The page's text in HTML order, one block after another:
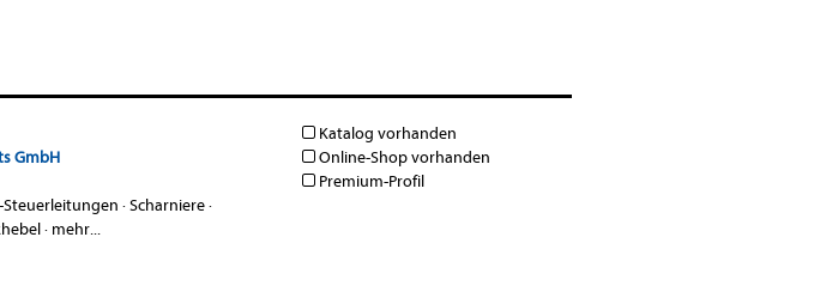
GmbH
Steuerleitungen ·Scharniere·
· mehr...
Katalog vorhanden
Online-Shop vorhanden
Premium-Profil